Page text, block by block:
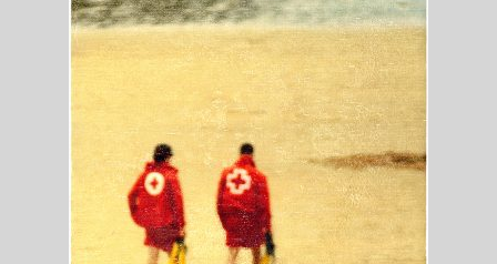
Warenkorb
Widerrufsbelehrung
Zahlungsarten